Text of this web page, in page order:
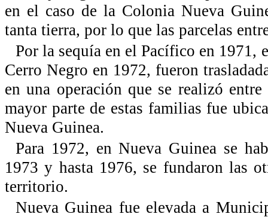
en el caso de la Colonia Nueva
tanta tierra, por lo que las parcelas
Por la sequía en el Pacífico en 1971,
Cerro Negro en 1972, fueron
en una operación que se realizó
mayor parte de estas familias fue
Nueva Guinea.
Para 1972, en Nueva Guinea se
1973 y hasta 1976, se fundaron las
territorio.
Nueva Guinea fue elevada a